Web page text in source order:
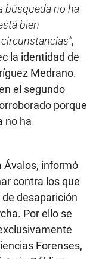
búsqueda no ha
bien
,
la identidad de
Medrano.
el segundo
porque
no ha
Ávalos, informó
contra los que
desaparición
Por ello se
Forenses,